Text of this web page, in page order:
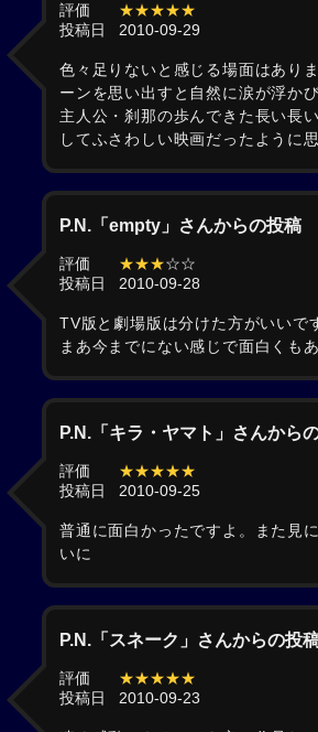
評価
★★★★★
投稿日
2010-09-29
色々足りないと感じる場面はあり
ーンを思い出すと自然に涙が浮かび
主人公・刹那の歩んできた長い長
してふさわしい映画だったように思
P.N.「empty」さんからの投稿
評価 ★★★☆☆
投稿日
2010-09-28
TV版と劇場版は分けた方がいいで
まあ今までにない感じで面白くも
P.N.「キラ・ヤマト」さんから
評価
★★★★★
投稿日
2010-09-25
普通に面白かったですよ。また見
いに
P.N.「スネーク」さんからの投
評価
★★★★★
投稿日
2010-09-23